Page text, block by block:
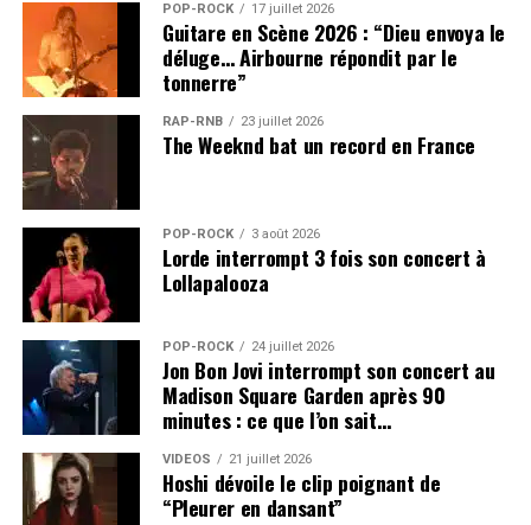
POP-ROCK 17 juillet 2026
Guitare en Scène 2026 : “Dieu envoya le
déluge… Airbourne répondit par le
tonnerre”
RAP-RNB 23 juillet 2026
The Weeknd bat un record en France
POP-ROCK 3 août 2026
Lorde interrompt 3 fois son concert à
Lollapalooza
POP-ROCK 24 juillet 2026
Jon Bon Jovi interrompt son concert au
Madison Square Garden après 90
minutes : ce que l’on sait…
VIDEOS 21 juillet 2026
Hoshi dévoile le clip poignant de
“Pleurer en dansant”